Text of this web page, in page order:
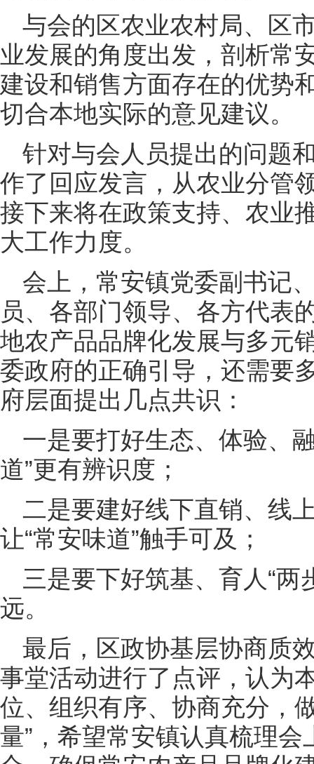
与会的区农业农村局、区
业发展的角度出发，剖析常
建设和销售方面存在的优势
切合本地实际的意见建议。
针对与会人员提出的问题
作了回应发言，从农业分管
接下来将在政策支持、农业
大工作力度。
会上，常安镇党委副书记
员、各部门领导、各方代表
地农产品品牌化发展与多元
委政府的正确引导，还需要
府层面提出几点共识：
一是要打好生态、体验、
道”更有辨识度；
二是要建好线下直销、线
让“常安味道”触手可及；
三是要下好筑基、育人“两
远。
最后，区政协基层协商质
事堂活动进行了点评，认为
位、组织有序、协商充分，
量”，希望常安镇认真梳理